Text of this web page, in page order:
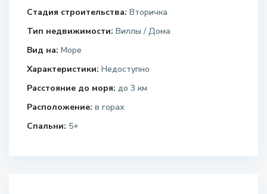
Стадия строительства: Вторичка
Тип недвижимости: Виллы / Дома
Вид на: Море
Характеристики: Недоступно
Расстояние до моря: до 3 км
Расположение: в горах
Спальни: 5+